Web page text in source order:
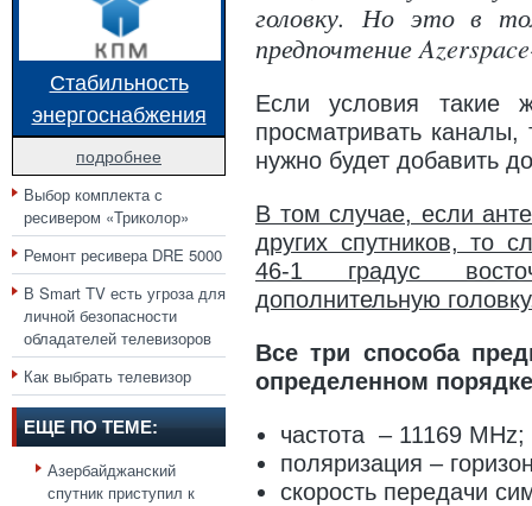
Стабильность
энергоснабжения
подробнее
Выбор комплекта с
ресивером «Триколор»
Ремонт ресивера DRE 5000
В Smart TV есть угроза для
личной безопасности
обладателей телевизоров
Как выбрать телевизор
ЕЩЕ ПО ТЕМЕ:
Азербайджанский
спутник приступил к
головку. Но это в
предпочтение
Если условия такие
просматривать
нужно будет добавить
В том случае, если
других спутников, то
46-1 градус
дополнительную
Все три способа
определенном
частота – 11169 MHz;
поляризация –
скорость передачи